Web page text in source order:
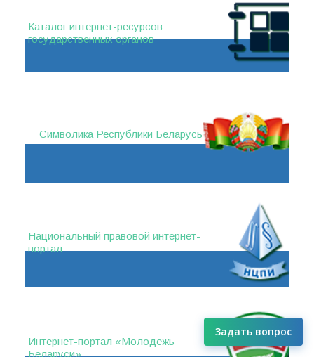
Каталог интернет-ресурсов
государственных органов
Символика Республики Беларусь
Национальный правовой интернет-
портал
Интернет-портал «Молодежь
Беларуси»
Задать вопрос